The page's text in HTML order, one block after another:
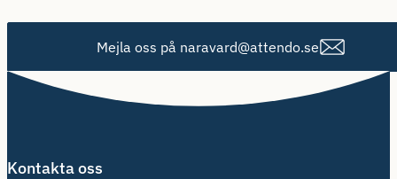
Mejla oss på naravard@attendo.se
Kontakta oss